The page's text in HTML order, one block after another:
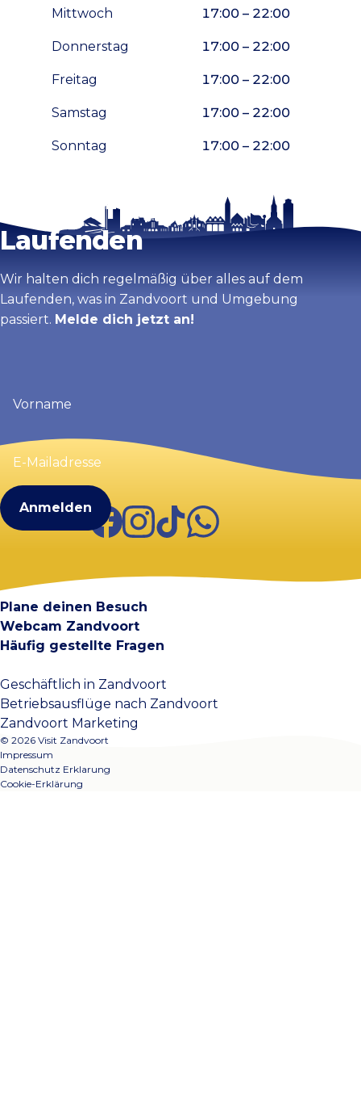
Mittwoch 17:00 – 22:00
Donnerstag 17:00 – 22:00
Freitag 17:00 – 22:00
Samstag 17:00 – 22:00
Sonntag 17:00 – 22:00
Karte vergrößern
Bleib auf dem
Laufenden
Wir halten dich regelmäßig über alles auf dem
Laufenden, was in Zandvoort und Umgebung
passiert. Melde dich jetzt an!
(erforderlich)
E-
Mailadresse
FacebookInstagram
TikTokWhatsApp
Plane deinen Besuch
Webcam Zandvoort
Häufig gestellte Fragen
Geschäftlich in Zandvoort
Betriebsausflüge nach Zandvoort
Zandvoort Marketing
© 2026 Visit Zandvoort
Impressum
Datenschutz Erklarung
Cookie-Erklärung